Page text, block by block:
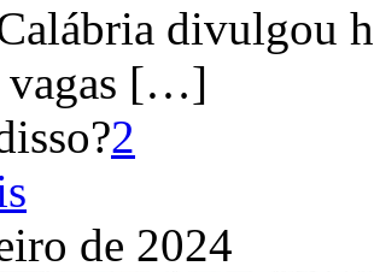
divulgou
[…]
2
de 2024